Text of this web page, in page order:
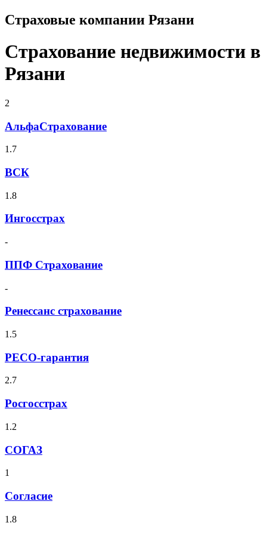
Страховые компании Рязани
Страхование недвижимости в
Рязани
2
АльфаСтрахование
1.7
ВСК
1.8
Ингосстрах
-
ППФ Страхование
-
Ренессанс страхование
1.5
РЕСО-гарантия
2.7
Росгосстрах
1.2
СОГАЗ
1
Согласие
1.8